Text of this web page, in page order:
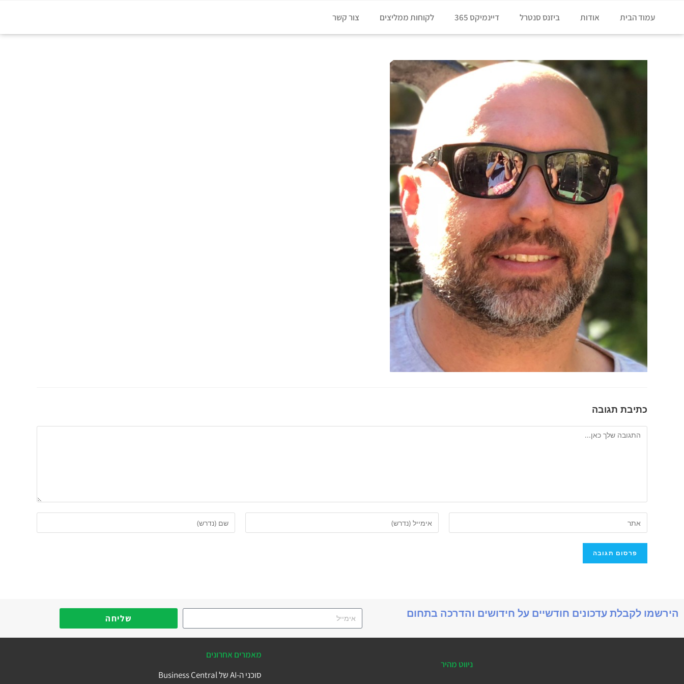
עמוד הבית אודות ביזנס סנטרל דיינמיקס 365 לקוחות ממליצים צור קשר
כתיבת תגובה
הירשמו לקבלת עדכונים חודשיים על חידושים והדרכה בתחום שליחה
ניווט מהיר
מאמרים אחרונים
סוכני ה-AI של Business Central